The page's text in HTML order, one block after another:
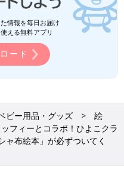
情報を毎日お届け
える無料アプリ
ード
ビー用品・グッズ
絵
ッフィーとコラボ！ひよこクラ
ャ布絵本」が必ずついてく